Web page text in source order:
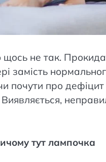
щось не так.
замість
почути про
Виявляється,
тут лампочка